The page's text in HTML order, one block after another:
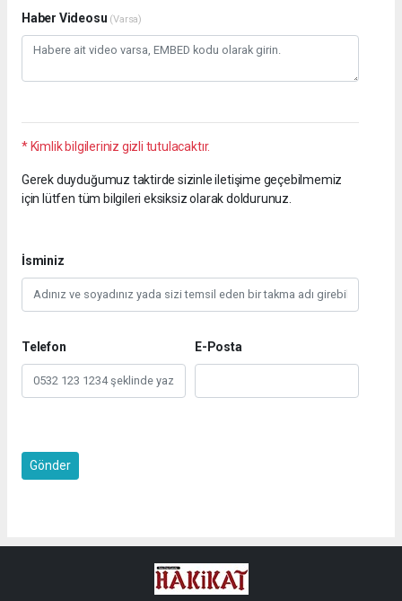
Haber Videosu (Varsa)
* Kimlik bilgileriniz gizli tutulacaktır.
Gerek duyduğumuz taktirde sizinle iletişime geçebilmemiz
için lütfen tüm bilgileri eksiksiz olarak doldurunuz.
İsminiz
Telefon E-Posta
Gönder